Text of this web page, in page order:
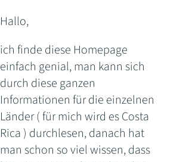
Hallo,
ich finde diese Homepage
einfach genial, man kann sich
durch diese ganzen
Informationen für die einzelnen
Länder ( für mich wird es Costa
Rica ) durchlesen, danach hat
man schon so viel wissen, dass